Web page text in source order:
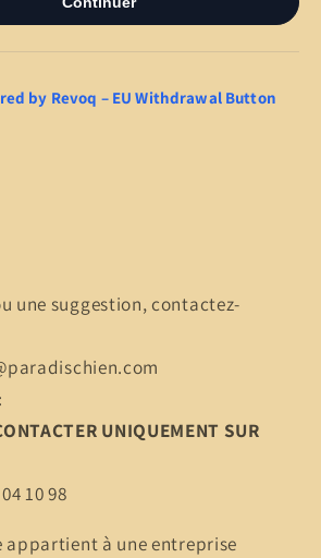
une suggestion, contactez-
UNIQUEMENT SUR
10 98
appartient à une entreprise